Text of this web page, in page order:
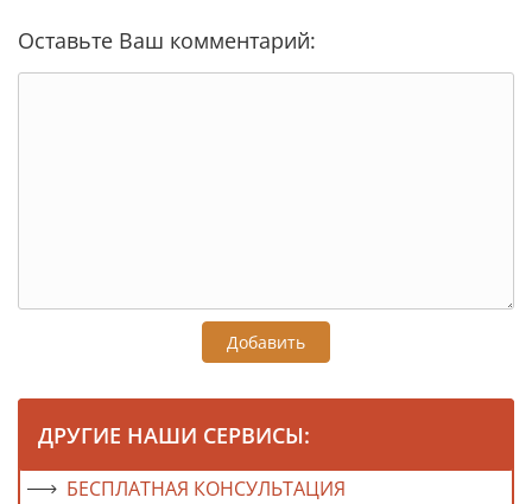
Оставьте Ваш комментарий:
Добавить
ДРУГИЕ НАШИ СЕРВИСЫ:
БЕСПЛАТНАЯ КОНСУЛЬТАЦИЯ